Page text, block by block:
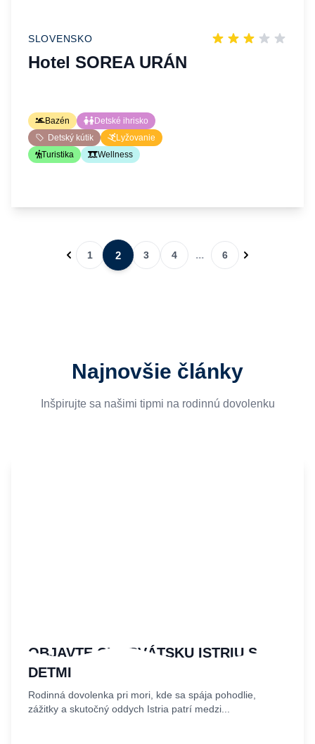
SLOVENSKO
Hotel SOREA URÁN
Bazén
Detské ihrisko
Detský kútik
Lyžovanie
Turistika
Wellness
1 2 3 4 ... 6
Najnovšie články
Inšpirujte sa našimi tipmi na rodinnú dovolenku
OBJAVTE CHORVÁTSKU ISTRIU S
DEŤMI
Rodinná dovolenka pri mori, kde sa spája pohodlie,
zážitky a skutočný oddych Istria patrí medzi...